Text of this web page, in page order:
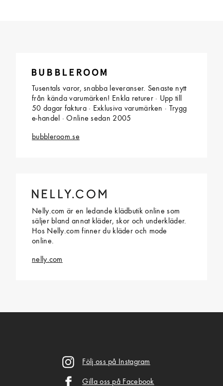
Tusentals varor, snabba leveranser. Senaste nytt
från kända varumärken! Enkla returer · Upp till
50 dagar faktura · Exklusiva varumärken · Trygg
e-handel · Online sedan 2005
bubbleroom.se
Nelly.com är en ledande klädbutik online som
säljer bland annat kläder, skor och underkläder.
Hos Nelly.com finner du kläder och mode
online.
nelly.com
Följ oss på Instagram
Gilla oss på Facebook